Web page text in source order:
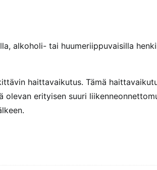
alkoholi- tai huumeriippuvaisilla
haittavaikutus. Tämä
erityisen suuri